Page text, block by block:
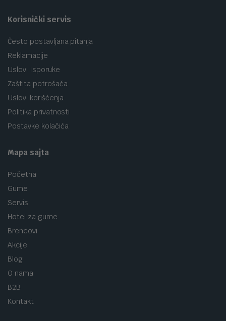
Korisnički servis
Često postavljana pitanja
Reklamacije
Uslovi Isporuke
Zaštita potrošača
Uslovi korišćenja
Politika privatnosti
Postavke kolačića
Mapa sajta
Početna
Gume
Servis
Hotel za gume
Brendovi
Akcije
Blog
O nama
B2B
Kontakt